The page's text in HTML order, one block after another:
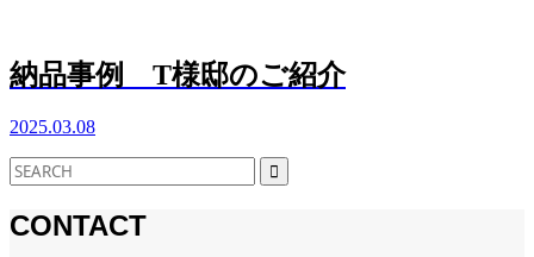
納品事例 T様邸のご紹介
2025.03.08
CONTACT